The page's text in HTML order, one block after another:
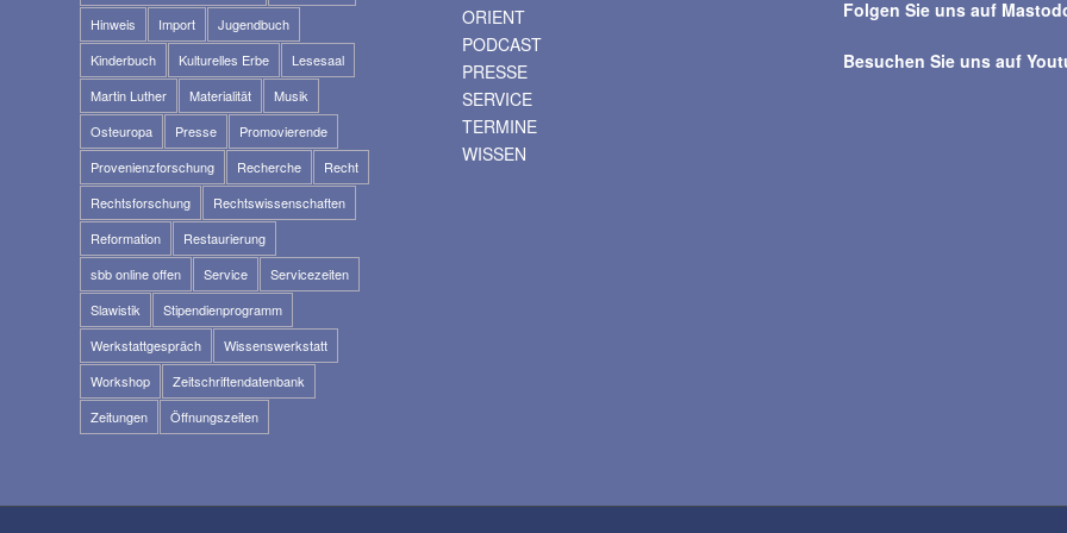
Hinweis
Import
Jugendbuch
Kinderbuch
Kulturelles Erbe
Lesesaal
Martin Luther
Materialität
Musik
Osteuropa
Presse
Promovierende
Provenienzforschung
Recherche
Recht
Rechtsforschung
Rechtswissenschaften
Reformation
Restaurierung
sbb online offen
Service
Servicezeiten
Slawistik
Stipendienprogramm
Werkstattgespräch
Wissenswerkstatt
Workshop
Zeitschriftendatenbank
Zeitungen
Öffnungszeiten
ORIENT
PODCAST
PRESSE
SERVICE
TERMINE
WISSEN
Folgen Sie uns auf
Besuchen Sie uns auf